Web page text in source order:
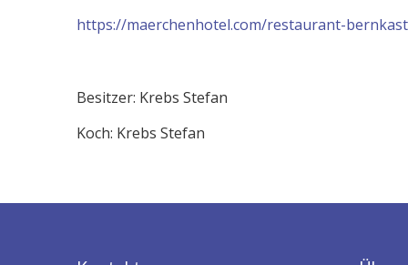
https://maerchenhotel.com/restaurant-
Besitzer: Krebs Stefan
Koch: Krebs Stefan